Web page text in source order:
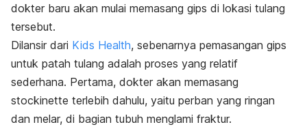
dokter baru akan mulai memasang gips di lokasi tulang
tersebut.
Dilansir dari Kids Health, sebenarnya pemasangan gips
untuk patah tulang adalah proses yang relatif
sederhana. Pertama, dokter akan memasang
stockinette terlebih dahulu, yaitu perban yang ringan
dan melar, di bagian tubuh menglami fraktur.